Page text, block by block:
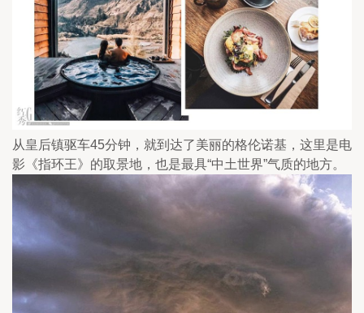
从皇后镇驱车45分钟，就到达了美丽的格伦诺基，这里是电
影《指环王》的取景地，也是最具“中土世界”气质的地方。